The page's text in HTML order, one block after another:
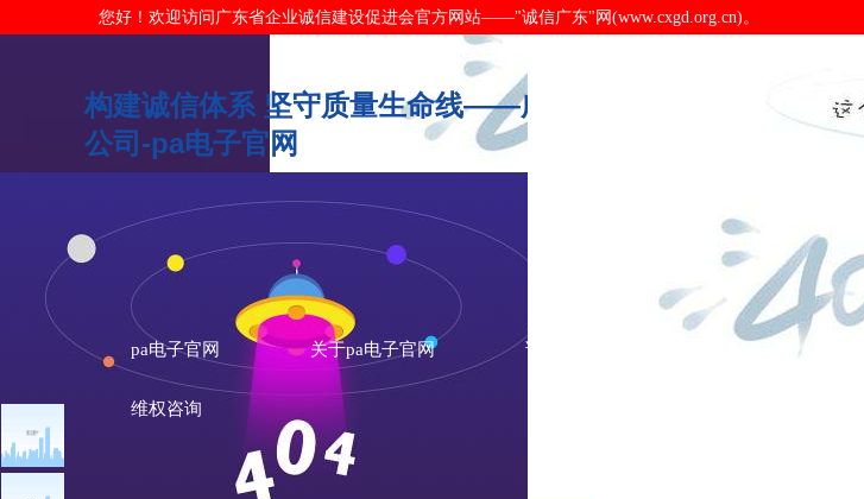
您好！欢迎访问广东省企业诚信建设促进会官方网站——"诚信广东"网(www.cxgd.org.cn)。
构建诚信体系 坚守质量生命线——广州广电计量检测股份有限
公司-pa电子官网
pa电子官网 关于pa电子官网 诚信广东
维权咨询
广州市发展改革委关于做